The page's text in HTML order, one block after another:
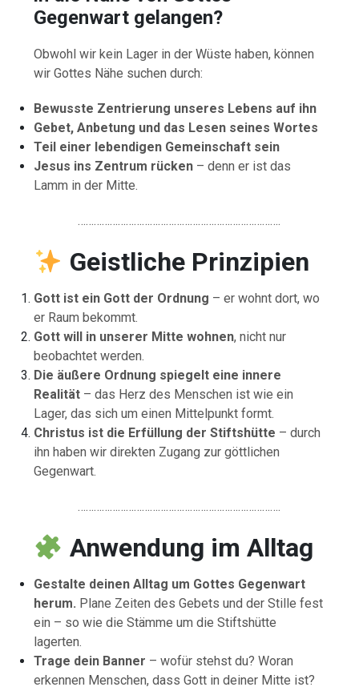
Gegenwart gelangen?
Obwohlwir kein Lager inderWüste haben, können
wirGottes Nähe suchendurch:
Bewusste Zentrierung unseres Lebens auf ihn
Gebet,Anbetung und das Lesen seinesWortes
Teil einer lebendigen Gemeinschaft sein
Jesus ins Zentrum rücken –denner istdas
Lamm inder Mitte.
………………………………………………………………….
Geistliche Prinzipien
Gott ist ein Gott der Ordnung –erwohntdort,wo
er Raum bekommt.
Gottwill in unserer Mittewohnen,nichtnur
beobachtetwerden.
Die äußere Ordnung spiegelt eine innere
Realität –das Herzdes Menschen istwieein
Lager,das sichumeinen Mittelpunktformt.
Christus ist die Erfüllung derStiftshütte –durch
ihn habenwirdirekten Zugang zurgöttlichen
Gegenwart.
………………………………………………………………….
Anwendung im Alltag
Gestalte deinenAlltag um Gottes Gegenwart
herum. Plane ZeitendesGebetsundderStillefest
ein – sowiedieStämmeumdieStiftshütte
lagerten.
Trage dein Banner –wofür stehstdu?Woran
erkennen Menschen,dassGott indeiner Mitte ist?